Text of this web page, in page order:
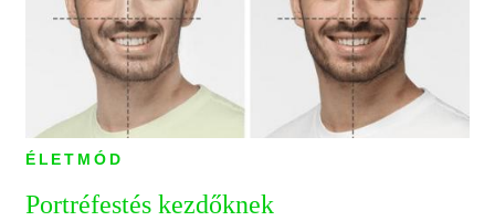
ÉLETMÓD
Portréfestés kezdőknek